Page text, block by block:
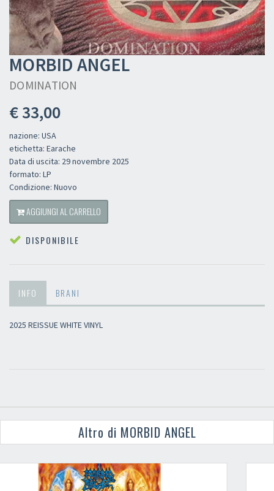
MORBID ANGEL
DOMINATION
€ 33,00
nazione: USA
etichetta: Earache
Data di uscita: 29 novembre 2025
formato: LP
Condizione: Nuovo
AGGIUNGI AL CARRELLO
DISPONIBILE
INFO BRANI
2025 REISSUE WHITE VINYL
Altro di MORBID ANGEL